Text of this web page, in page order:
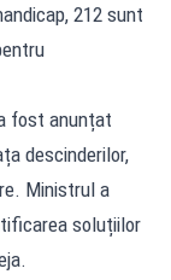
212 sunt
fost anunțat
descinderilor,
Ministrul a
soluțiilor